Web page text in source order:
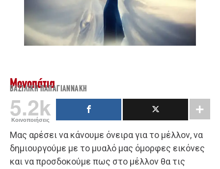
Μονοπάτια
ΒΑΣΙΛΙΚΉ ΠΑΠΑΓΙΑΝΝΆΚΗ
5.2k
Κοινοποιήσεις
Μας αρέσει να κάνουμε όνειρα για το μέλλον, να
δημιουργούμε με το μυαλό μας όμορφες εικόνες
και να προσδοκούμε πως στο μέλλον θα τις